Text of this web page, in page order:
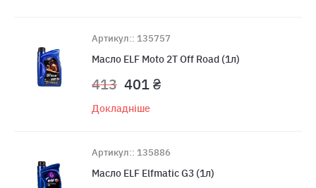
Артикул:: 135757
Масло ELF Moto 2T Off Road (1л)
413 401 ₴
Докладніше
Артикул:: 135886
Масло ELF Elfmatic G3 (1л)